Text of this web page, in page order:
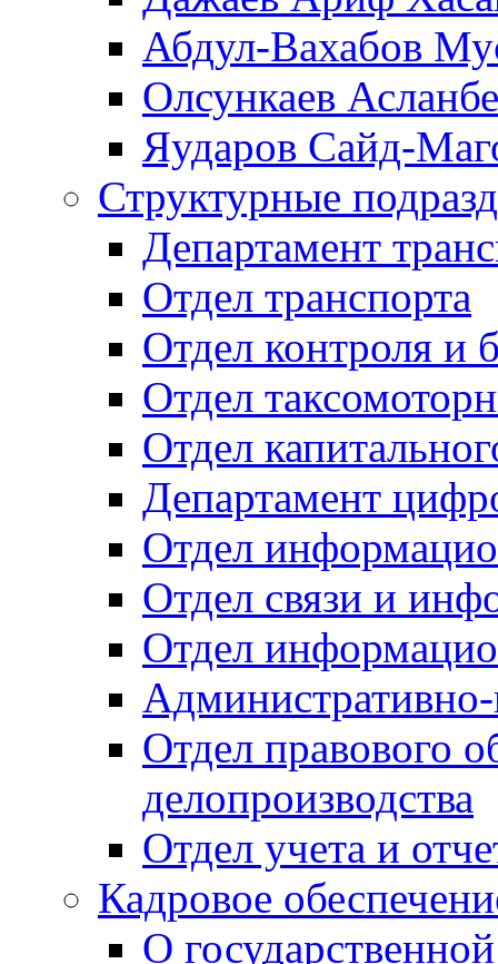
Абдул-Вахабов
Олсункаев
Яударов Сайд-
Структурные
Департамент
Отдел транспорта
Отдел контроля и
Отдел
Отдел
Департамент
Отдел
Отдел связи и
Отдел
Отдел правового
делопроизводства
Отдел учета и
Кадровое
О